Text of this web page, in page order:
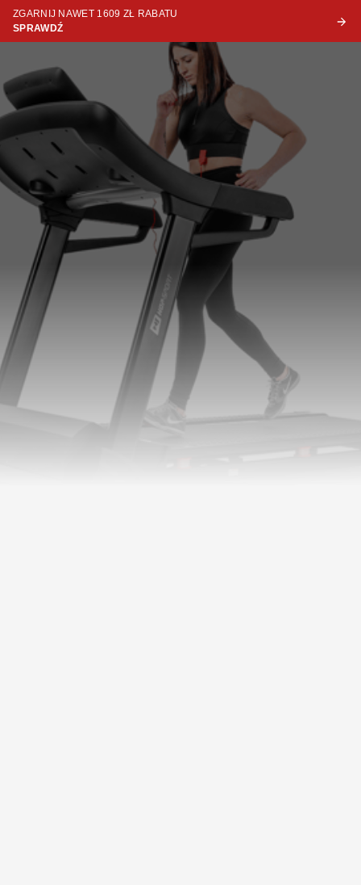
ZGARNIJ NAWET 1609 ZŁ RABATU
SPRAWDŹ